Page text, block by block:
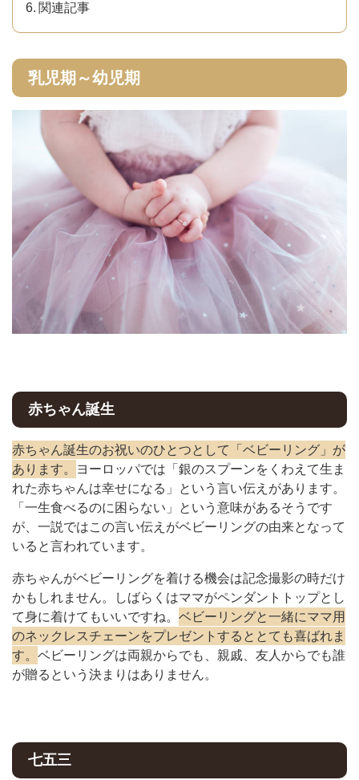
関連記事
乳児期～幼児期
赤ちゃん誕生
赤ちゃん誕生のお祝いのひとつとして「ベビーリング」が
あります。
ヨーロッパでは「銀のスプーンをくわえて生ま
れた赤ちゃんは幸せになる」という言い伝えがあります。
「一生食べるのに困らない」という意味があるそうです
が、一説ではこの言い伝えがベビーリングの由来となって
いると言われています。
赤ちゃんがベビーリングを着ける機会は記念撮影の時だけ
かもしれません。しばらくはママがペンダントトップとし
て身に着けてもいいですね。 ベビーリングと一緒にママ用
のネックレスチェーンをプレゼントするととても喜ばれま
す。 ベビーリングは両親からでも、親戚、友人からでも誰
が贈るという決まりはありません。
七五三